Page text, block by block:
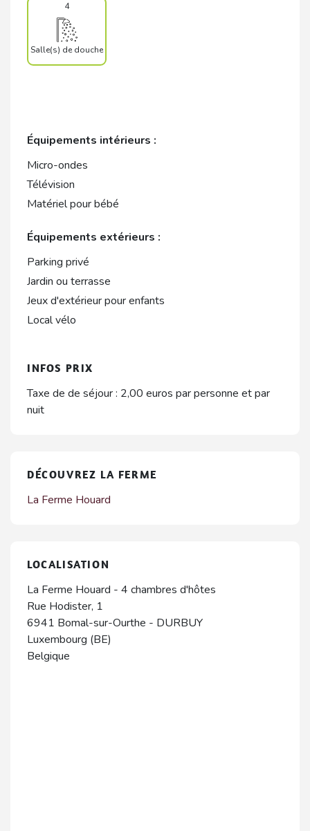
4
Salle(s) de douche
Équipements intérieurs :
Micro-ondes
Télévision
Matériel pour bébé
Équipements extérieurs :
Parking privé
Jardin ou terrasse
Jeux d'extérieur pour enfants
Local vélo
INFOS PRIX
Taxe de de séjour : 2,00 euros par personne et par
nuit
DÉCOUVREZ LA FERME
La Ferme Houard
LOCALISATION
La Ferme Houard - 4 chambres d'hôtes
Rue Hodister, 1
6941 Bomal-sur-Ourthe - DURBUY
Luxembourg (BE)
Belgique